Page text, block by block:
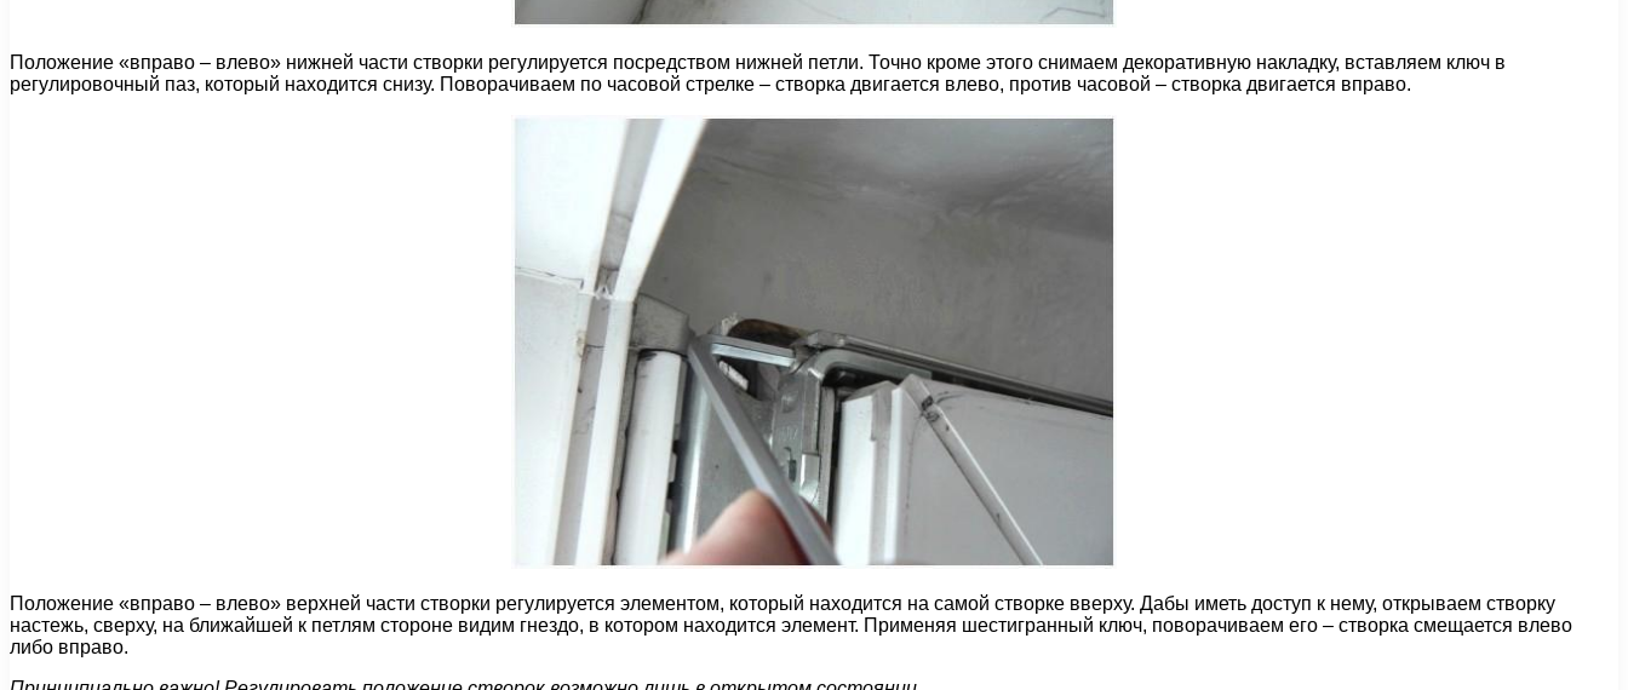
Положение «вправо – влево» нижней части створки регулируется посредством нижней петли. Точно кроме этого снимаем декоративную накладку, вставляем ключ в
регулировочный паз, который находится снизу. Поворачиваем по часовой стрелке – створка двигается влево, против часовой – створка двигается вправо.
Положение «вправо – влево» верхней части створки регулируется элементом, который находится на самой створке вверху. Дабы иметь доступ к нему, открываем створку
настежь, сверху, на ближайшей к петлям стороне видим гнездо, в котором находится элемент. Применяя шестигранный ключ, поворачиваем его – створка смещается влево
либо вправо.